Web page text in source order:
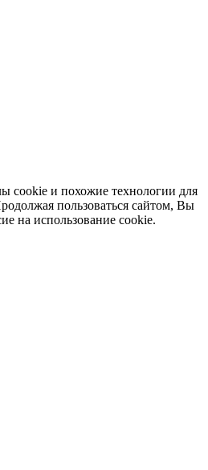
cookie и похожие технологии для
пользоваться сайтом, Вы
на использование cookie.